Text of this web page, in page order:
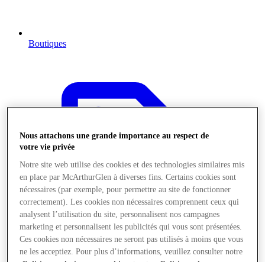
Boutiques
Nous attachons une grande importance au respect de
votre vie privée
Notre site web utilise des cookies et des technologies similaires mis
en place par McArthurGlen à diverses fins. Certains cookies sont
nécessaires (par exemple, pour permettre au site de fonctionner
correctement). Les cookies non nécessaires comprennent ceux qui
analysent l’utilisation du site, personnalisent nos campagnes
marketing et personnalisent les publicités qui vous sont présentées.
Ces cookies non nécessaires ne seront pas utilisés à moins que vous
ne les acceptiez. Pour plus d’informations, veuillez consulter notre